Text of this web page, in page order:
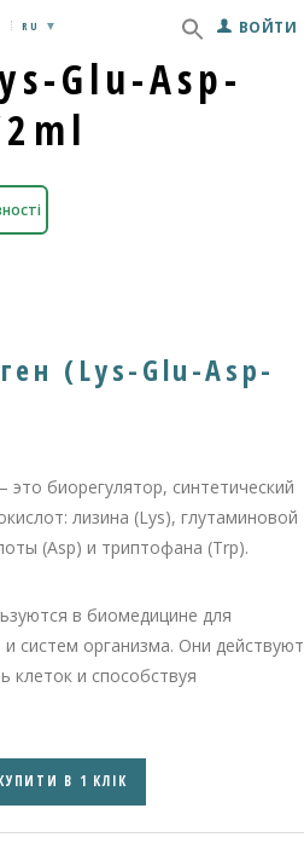
RU ВОЙТИ
Glu-Asp-
(Lys-Glu-Asp-
биорегулятор, синтетический
лизина (Lys), глутаминовой
(Asp) и триптофана (Trp).
в биомедицине для
систем организма. Они действуют
клеток и способствуя
В 1 КЛІК